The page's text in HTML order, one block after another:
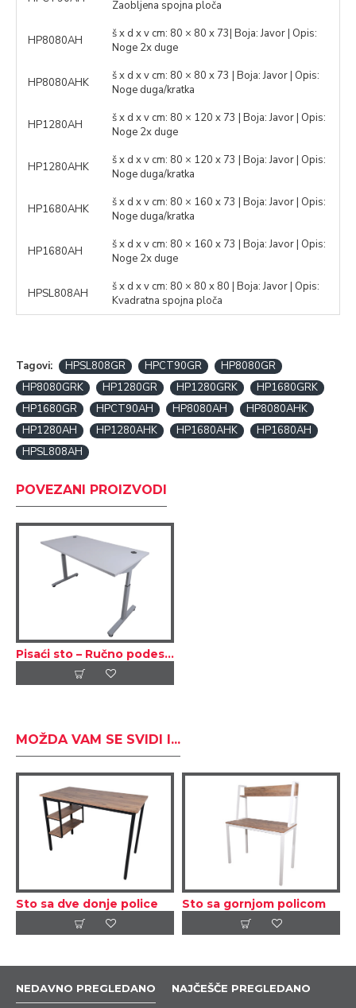
Zaobljena spojna ploča
HP8080AH
š x d x v cm: 80 × 80 x 73| Boja: Javor | Opis:
Noge 2x duge
HP8080AHK
š x d x v cm: 80 × 80 x 73 | Boja: Javor | Opis:
Noge duga/kratka
HP1280AH
š x d x v cm: 80 × 120 x 73 | Boja: Javor | Opis:
Noge 2x duge
HP1280AHK
š x d x v cm: 80 × 120 x 73 | Boja: Javor | Opis:
Noge duga/kratka
HP1680AHK
š x d x v cm: 80 × 160 x 73 | Boja: Javor | Opis:
Noge duga/kratka
HP1680AH
š x d x v cm: 80 × 160 x 73 | Boja: Javor | Opis:
Noge 2x duge
HPSL808AH
š x d x v cm: 80 × 80 x 80 | Boja: Javor | Opis:
Kvadratna spojna ploča
Tagovi: HPSL808GR HPCT90GR
HP8080GR
HP8080GRK
HP1280GR HP1280GRK
HP1680GRK
HP1680GR
HPCT90AH HP8080AH
HP8080AHK
HP1280AH
HP1280AHK HP1680AHK
HP1680AH
HPSL808AH
POVEZANI PROIZVODI
Pisaći sto – Ručno podesiv po visini (T postolje)
MOŽDA VAM SE SVIDI I...
Sto sa dve donje police Sto sa gornjom policom
NEDAVNO PREGLEDANO NAJČEŠČE PREGLEDANO